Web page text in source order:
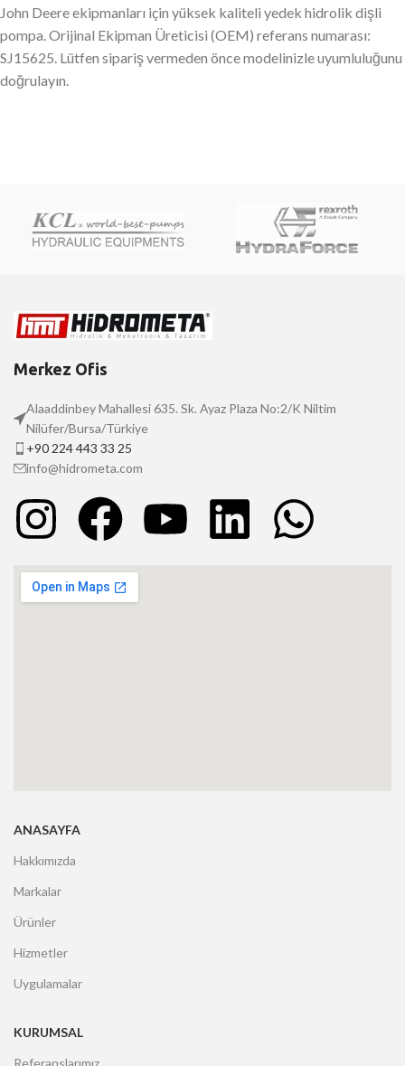
John Deere ekipmanları için yüksek kaliteli yedek hidrolik dişli
pompa. Orijinal Ekipman Üreticisi (OEM) referans numarası:
SJ15625. Lütfen sipariş vermeden önce modelinizle uyumluluğunu
doğrulayın.
Merkez Ofis
Alaaddinbey Mahallesi 635. Sk. Ayaz Plaza No:2/K Niltim
Nilüfer/Bursa/Türkiye
+90 224 443 33 25
info@hidrometa.com
ANASAYFA
Hakkımızda
Markalar
Ürünler
Hizmetler
Uygulamalar
KURUMSAL
Referanslarımız